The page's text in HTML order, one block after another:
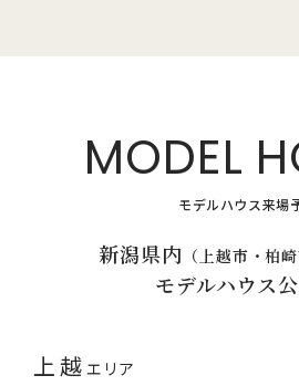
MODEL
モデルハウス来場
新潟県内 （上越市・柏
モデルハウス
上越 エリア